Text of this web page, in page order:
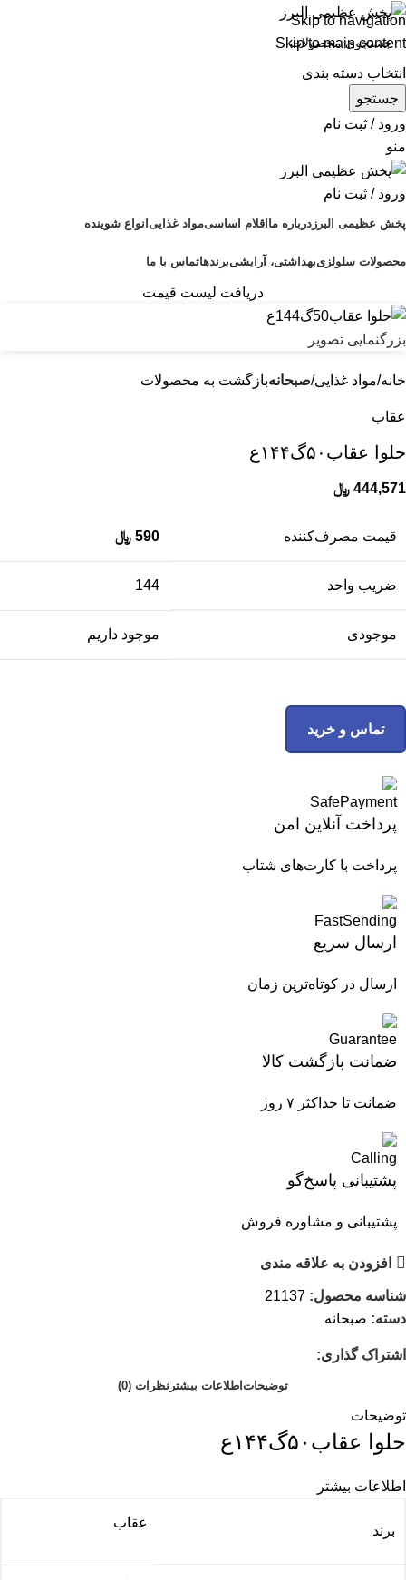
Skip to navigation
Skip to main content
انتخاب دسته بندی
جستجو
ورود / ثبت نام
منو
ورود / ثبت نام
پخش عظیمی البرز درباره مااقلام اساسیمواد غذاییانواع شوینده
محصولات سلولزیبهداشتی، آرایشیبرندهاتماس با ما
دریافت لیست قیمت
بزرگنمایی تصویر
خانه مواد غذایی صبحانهبازگشت به محصولات
عقاب
حلوا عقاب۵۰گ۱۴۴ع
444,571 ﷼
قیمت مصرف‌کننده 590 ﷼
ضریب واحد 144
موجودی موجود داریم
تماس و خرید
پرداخت آنلاین امن
پرداخت با کارت‌های شتاب
ارسال سریع
ارسال در کوتاه‌ترین زمان
ضمانت بازگشت کالا
ضمانت تا حداکثر ۷ روز
پشتیبانی پاسخ‌گو
پشتیبانی و مشاوره فروش
افزودن به علاقه مندی
شناسه محصول: 21137
دسته: صبحانه
اشتراک گذاری:
توضیحاتاطلاعات بیشتر نظرات (0)
توضیحات
حلوا عقاب۵۰گ۱۴۴ع
اطلاعات بیشتر
برند
عقاب